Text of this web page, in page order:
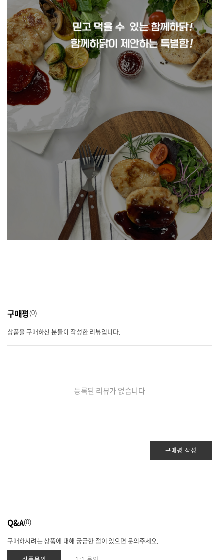
구매평 0
상품을 구매하신 분들이 작성한 리뷰입니다.
등록된 리뷰가 없습니다
구매평 작성
Q&A 0
구매하시려는 상품에 대해 궁금한 점이 있으면 문의주세요.